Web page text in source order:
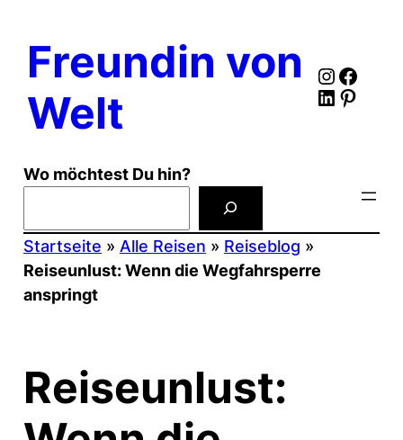
Inhalt
springen
Freundin von
Welt
LinkedIn
Wo möchtest Du hin?
Startseite » Alle Reisen » Reiseblog »
Reiseunlust: Wenn die Wegfahrsperre
anspringt
Reiseunlust: